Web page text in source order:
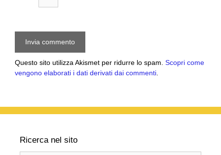
Questo sito utilizza Akismet per ridurre lo spam. Scopri come
vengono elaborati i dati derivati dai commenti.
Ricerca nel sito